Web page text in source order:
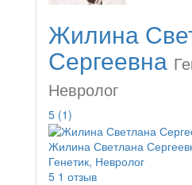
Жилина
Сергеевна
Невролог
5 (1)
Жилина Светлана
Генетик, Невролог
5 1 отзыв